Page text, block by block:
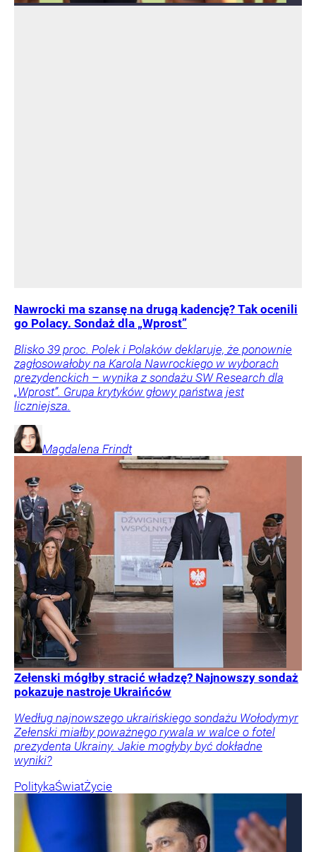
Nawrocki ma szansę na drugą kadencję? Tak ocenili
go Polacy. Sondaż dla „Wprost”
Blisko 39 proc. Polek i Polaków deklaruje, że ponownie
zagłosowałoby na Karola Nawrockiego w wyborach
prezydenckich – wynika z sondażu SW Research dla
„Wprost”. Grupa krytyków głowy państwa jest
liczniejsza.
Magdalena Frindt
Zełenski mógłby stracić władzę? Najnowszy sondaż
pokazuje nastroje Ukraińców
Według najnowszego ukraińskiego sondażu Wołodymyr
Zełenski miałby poważnego rywala w walce o fotel
prezydenta Ukrainy. Jakie mogłyby być dokładne
wyniki?
PolitykaŚwiatŻycie